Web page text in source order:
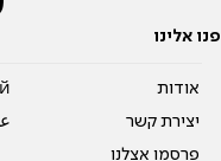
פנו אלינו
אודות
יצירת קשר
פרסמו אצלנו